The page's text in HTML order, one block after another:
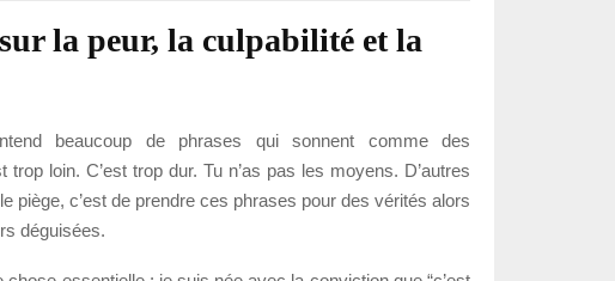
la peur, la culpabilité et la
beaucoup de phrases qui sonnent comme des
trop loin. C’est trop dur. Tu n’as pas les moyens. D’autres
piège, c’est de prendre ces phrases pour des vérités alors
déguisées.